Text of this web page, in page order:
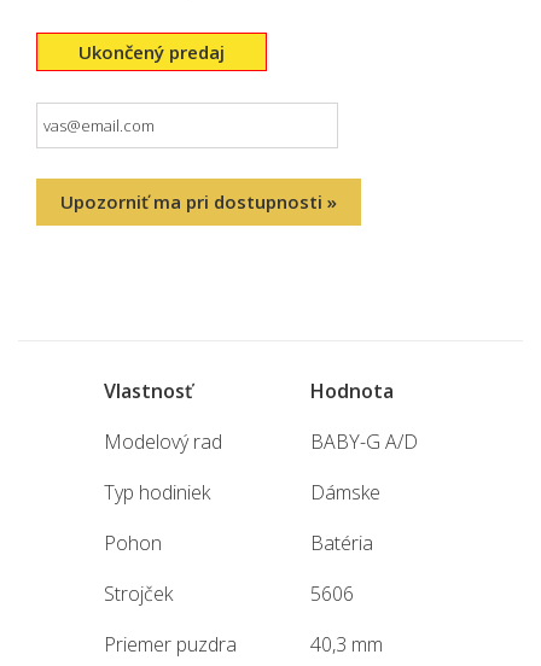
Ukončený predaj
Upozorniť ma pri dostupnosti »
Vlastnosť
Hodnota
Modelový rad
BABY-G A/D
Typ hodiniek
Dámske
Pohon
Batéria
Strojček
5606
Priemer puzdra
40,3 mm